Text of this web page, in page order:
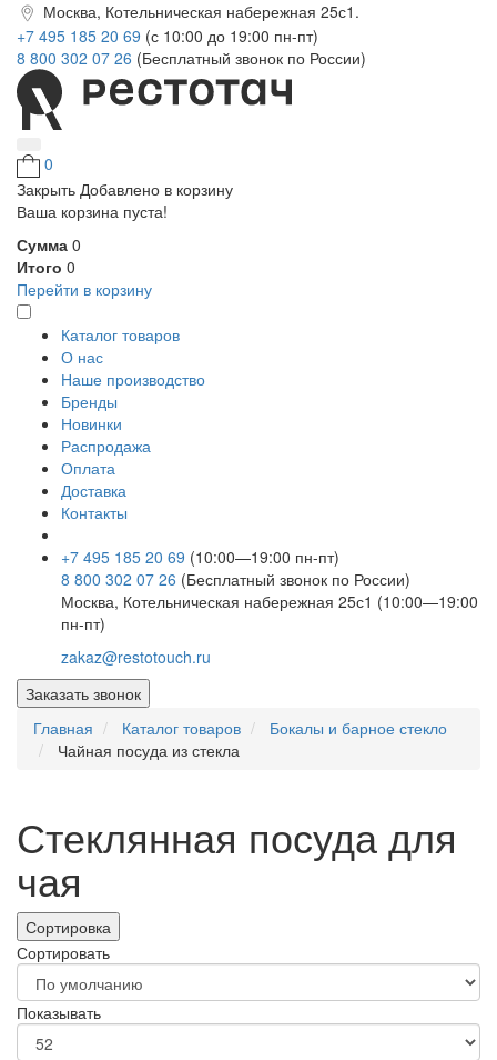
Москва, Котельническая набережная 25с1.
+7 495 185 20 69 (с 10:00 до 19:00 пн-пт)
8 800 302 07 26 (Бесплатный звонок по России)
0
Закрыть Добавлено в корзину
Ваша корзина пуста!
Сумма 0
Итого 0
Перейти в корзину
Каталог товаров
О нас
Наше производство
Бренды
Новинки
Распродажа
Оплата
Доставка
Контакты
+7 495 185 20 69 (10:00—19:00 пн-пт)
8 800 302 07 26 (Бесплатный звонок по России)
Москва, Котельническая набережная 25с1 (10:00—19:00
пн-пт)
zakaz@restotouch.ru
Заказать звонок
Главная
Каталог товаров
Бокалы и барное стекло
Чайная посуда из стекла
Стеклянная посуда для
чая
Сортировка
Сортировать
Показывать